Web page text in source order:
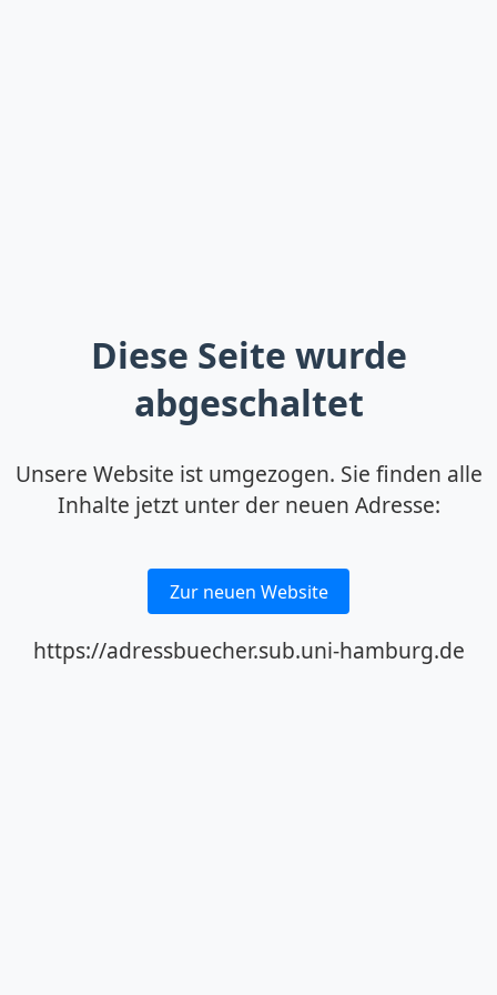
Diese Seite wurde
abgeschaltet
Unsere Website ist umgezogen. Sie finden alle
Inhalte jetzt unter der neuen Adresse:
Zur neuen Website
https://adressbuecher.sub.uni-hamburg.de